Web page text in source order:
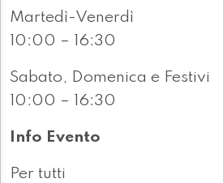
Martedì-Venerdì
10:00 – 16:30
Sabato, Domenica e Festivi
10:00 – 16:30
Info Evento
Per tutti